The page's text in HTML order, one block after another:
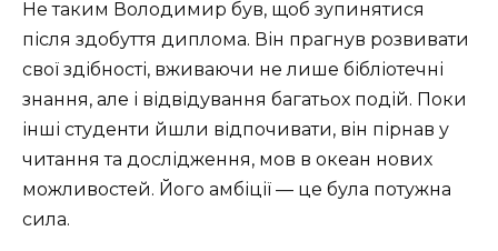
Не таким Володимир був, щоб зупинятися
після здобуття диплома. Він прагнув розвивати
свої здібності, вживаючи не лише бібліотечні
знання, але і відвідування багатьох подій. Поки
інші студенти йшли відпочивати, він пірнав у
читання та дослідження, мов в океан нових
можливостей. Його амбіції — це була потужна
сила.